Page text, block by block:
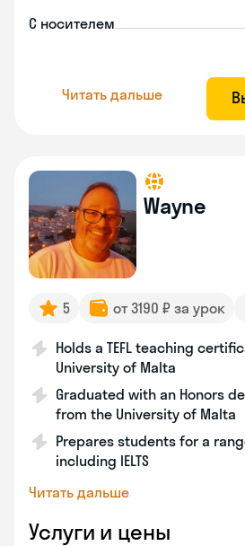
С носителем
Читать дальше
Wayne
5 от 3190 ₽ за урок
Holds a TEFL teaching
University of Malta
Graduated with an Honors
from the University of Malta
Prepares students for a
including IELTS
Читать дальше
Услуги и цены